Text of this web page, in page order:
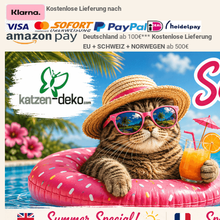
Kostenlose Lieferung nach
Deutschland ab 100€*** Kostenlose Lieferung
EU + SCHWEIZ + NORWEGEN ab 500€